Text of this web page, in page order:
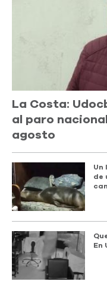
La Costa:
al paro
agosto
Un
de
En